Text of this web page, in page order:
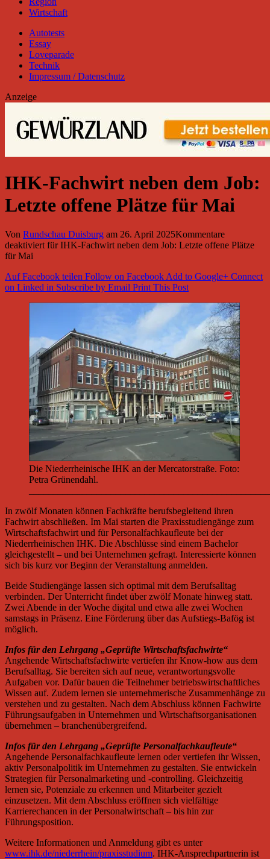
Wirtschaft
Autotests
Essay
Loveparade
Technik
Impressum / Datenschutz
Anzeige
IHK-Fachwirt neben dem Job:
Letzte offene Plätze für Mai
Von Rundschau Duisburg am 26. April 2025Kommentare
deaktiviertfür IHK-Fachwirt neben dem Job: Letzte offene Plätze
für Mai
Auf Facebook teilen Follow on FacebookAdd to Google+ Connect
on Linked in Subscribe by Email Print This Post
Die Niederrheinische IHK an der Mercatorstraße. Foto:
Petra Grünendahl.
In zwölf Monaten können Fachkräfte berufsbegleitend ihren
Fachwirt abschließen. Im Mai starten die Praxisstudiengänge zum
Wirtschaftsfachwirt und für Personalfachkaufleute bei der
Niederrheinischen IHK. Die Abschlüsse sind einem Bachelor
gleichgestellt – und bei Unternehmen gefragt. Interessierte können
sich bis kurz vor Beginn der Veranstaltung anmelden.
Beide Studiengänge lassen sich optimal mit dem Berufsalltag
verbinden. Der Unterricht findet über zwölf Monate hinweg statt.
Zwei Abende in der Woche digital und etwa alle zwei Wochen
samstags in Präsenz. Eine Förderung über das Aufstiegs-Bafög ist
möglich.
Infos für den Lehrgang „Geprüfte Wirtschaftsfachwirte“
Angehende Wirtschaftsfachwirte vertiefen ihr Know-how aus dem
Berufsalltag. Sie bereiten sich auf neue, verantwortungsvolle
Aufgaben vor. Dafür bauen die Teilnehmer betriebswirtschaftliches
Wissen auf. Zudem lernen sie unternehmerische Zusammenhänge zu
verstehen und zu gestalten. Nach dem Abschluss können Fachwirte
Führungsaufgaben in Unternehmen und Wirtschaftsorganisationen
übernehmen – branchenübergreifend.
Infos für den Lehrgang „Geprüfte Personalfachkaufleute“
Angehende Personalfachkaufleute lernen oder vertiefen ihr Wissen,
aktiv Personalpolitik im Unternehmen zu gestalten. Sie entwickeln
Strategien für Personalmarketing und -controlling. Gleichzeitig
lernen sie, Potenziale zu erkennen und Mitarbeiter gezielt
einzusetzen. Mit dem Abschluss eröffnen sich vielfältige
Karrierechancen in der Personalwirtschaft – bis hin zur
Führungsposition.
Weitere Informationen und Anmeldung gibt es unter
www.ihk.de/niederrhein/praxisstudium. IHK-Ansprechpartnerin ist